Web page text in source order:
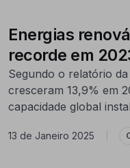
Energias
recorde em
Segundo o relatório
cresceram 13,9% em
capacidade global
13 de Janeiro 2025